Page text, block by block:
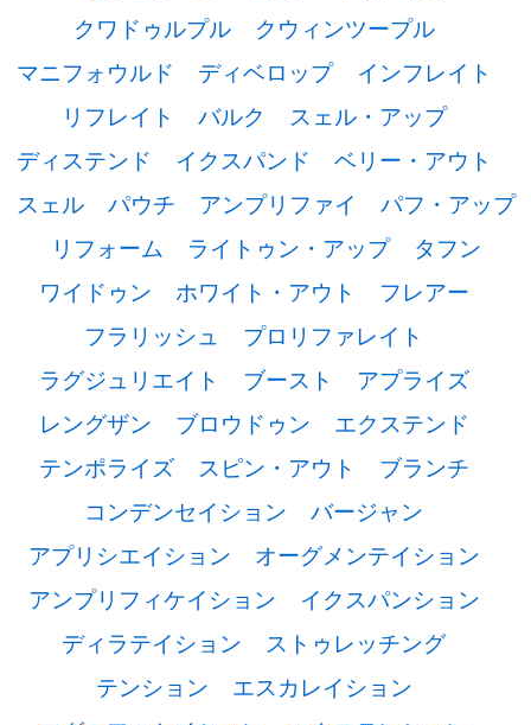
クワドゥルプル
クウィンツープル
マニフォウルド
ディベロップ
インフレイト
リフレイト
バルク
スェル・アップ
ディステンド
イクスパンド
ベリー・アウト
スェル
パウチ アンプリファイ
パフ・アップ
リフォーム
ライトゥン・アップ
タフン
ワイドゥン
ホワイト・アウト
フレアー
フラリッシュ
プロリファレイト
ラグジュリエイト
ブースト
アプライズ
レングザン
ブロウドゥン
エクステンド
テンポライズ
スピン・アウト
ブランチ
コンデンセイション
バージャン
アプリシエイション
オーグメンテイション
アンプリフィケイション
イクスパンション
ディラテイション
ストゥレッチング
テンション
エスカレイション